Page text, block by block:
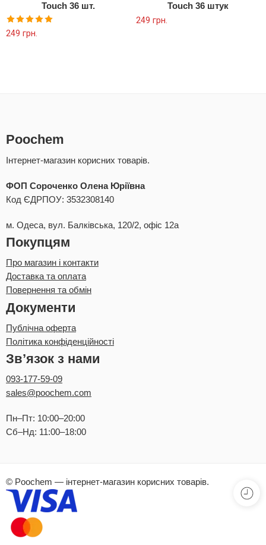
Touch 36 шт.
Оцінено в
249 грн.
Touch 36 штук
249 грн.
Poochem
Інтернет-магазин корисних товарів.
ФОП Сороченко Олена Юріївна
Код ЄДРПОУ: 3532308140
м. Одеса, вул. Балківська, 120/2, офіс 12а
Покупцям
Про магазин і контакти
Доставка та оплата
Повернення та обмін
Документи
Публічна оферта
Політика конфіденційності
Зв’язок з нами
093-177-59-09
sales@poochem.com
Пн–Пт: 10:00–20:00
Сб–Нд: 11:00–18:00
© Poochem — інтернет-магазин корисних товарів.